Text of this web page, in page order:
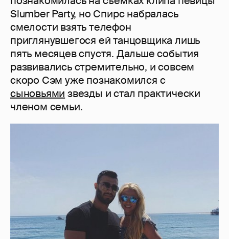
Slumber Party, но Спирс набралась
смелости взять телефон
приглянувшегося ей танцовщика лишь
пять месяцев спустя. Дальше события
развивались стремительно, и совсем
скоро Сэм уже познакомился с
сыновьями звезды и стал практически
членом семьи.